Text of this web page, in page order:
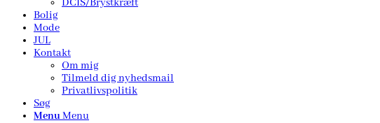
DCIS/Brystkræft
Bolig
Mode
JUL
Kontakt
Om mig
Tilmeld dig nyhedsmail
Privatlivspolitik
Søg
MenuMenu